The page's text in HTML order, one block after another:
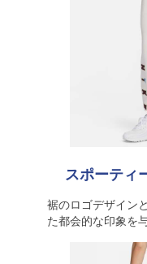
スポーティ
裾のロゴデザイン
た都会的な印象を